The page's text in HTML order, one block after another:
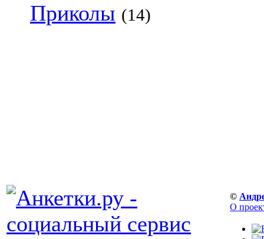
Приколы (14)
©
О